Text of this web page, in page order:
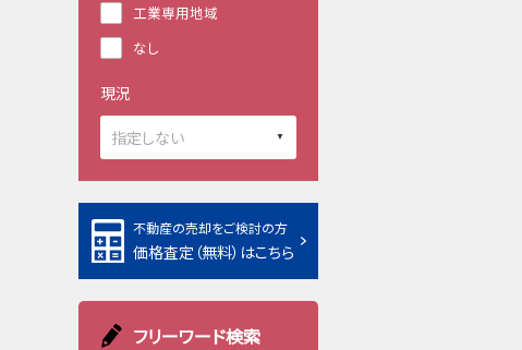
工業専用地域
なし
現況
不動産の売却をご検討の方
価格査定（無料）はこちら
フリーワード検索